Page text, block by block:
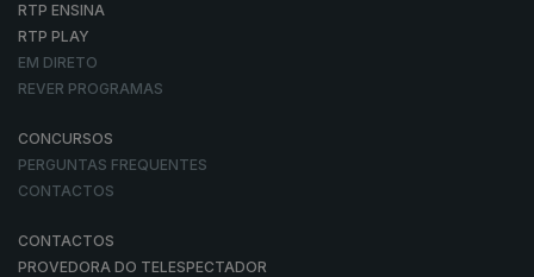
RTP ENSINA
RTP PLAY
EM DIRETO
REVER PROGRAMAS
CONCURSOS
PERGUNTAS FREQUENTES
CONTACTOS
CONTACTOS
PROVEDORA DO TELESPECTADOR